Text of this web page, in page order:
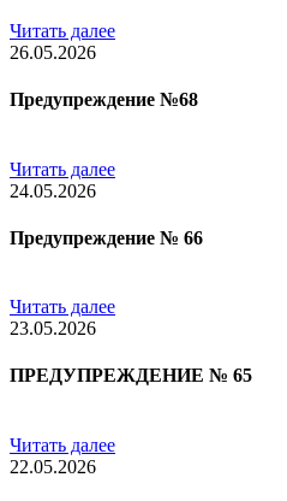
Читать далее
26.05.2026
Предупреждение №68
Читать далее
24.05.2026
Предупреждение № 66
Читать далее
23.05.2026
ПРЕДУПРЕЖДЕНИЕ № 65
Читать далее
22.05.2026